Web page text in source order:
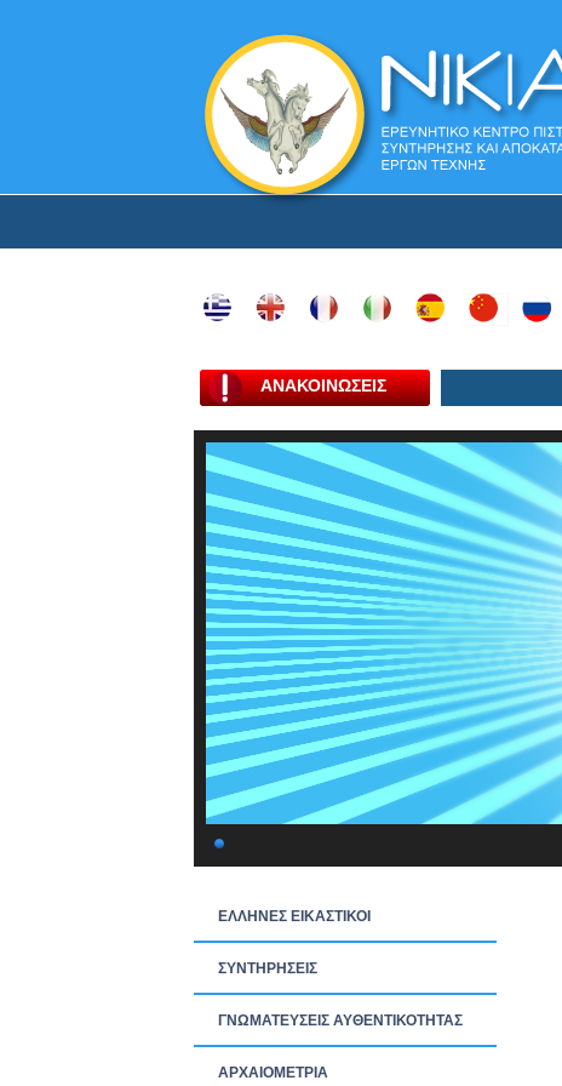
ΑΝΑΚΟΙΝΩΣΕΙΣ
ΕΛΛΗΝΕΣ ΕΙΚΑΣΤΙΚΟΙ
ΣΥΝΤΗΡΗΣΕΙΣ
ΓΝΩΜΑΤΕΥΣΕΙΣ ΑΥΘΕΝΤΙΚΟΤΗΤΑΣ
ΑΡΧΑΙΟΜΕΤΡΙΑ